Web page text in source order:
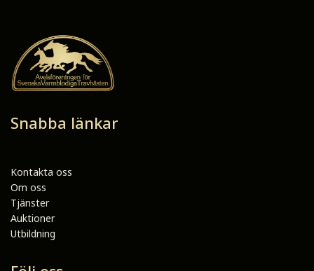
Snabba länkar
Kontakta oss
Om oss
Tjänster
Auktioner
Utbildning